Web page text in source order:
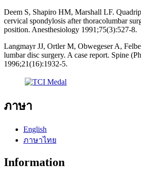
Deem S, Shapiro HM, Marshall LF.
cervical spondylosis after thoracolumbar
position. Anesthesiology 1991;75(3):527-8.
Langmayr JJ, Ortler M, Obwegeser A,
lumbar disc surgery. A case report. Spine
1996;21(16):1932-5.
ภาษา
English
ภาษาไทย
Information